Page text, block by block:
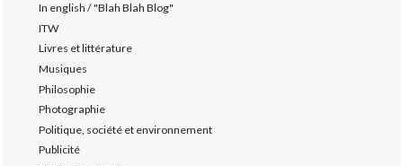
In english / "Blah Blah Blog"
ITW
Livres et littérature
Musiques
Philosophie
Photographie
Politique, société et environnement
Publicité